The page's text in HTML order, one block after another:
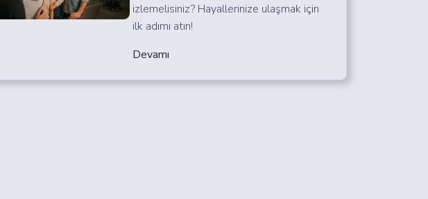
izlemelisiniz? Hayallerinize ulaşmak için
ilk adımı atın!
Devamı